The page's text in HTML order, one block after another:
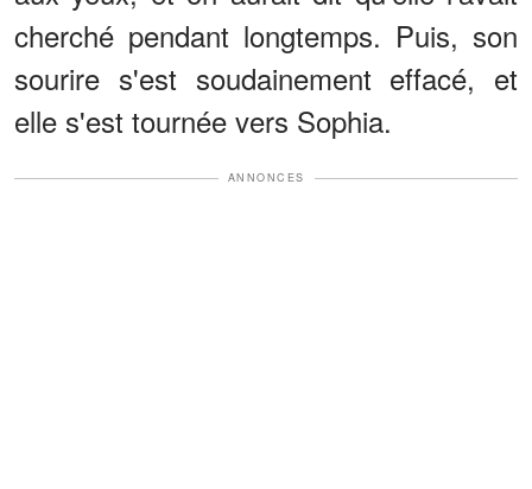
cherché pendant longtemps. Puis, son
sourire s'est soudainement effacé, et
elle s'est tournée vers Sophia.
ANNONCES